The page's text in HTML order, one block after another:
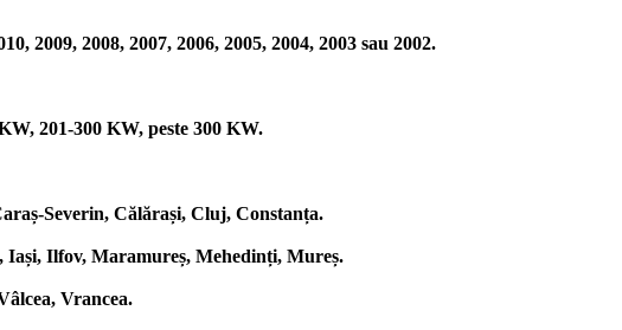
2009, 2008, 2007, 2006, 2005, 2004, 2003 sau 2002.
201-300 KW, peste 300 KW.
Severin, Călărași, Cluj, Constanța.
Ilfov, Maramureș, Mehedinți, Mureș.
Vrancea.